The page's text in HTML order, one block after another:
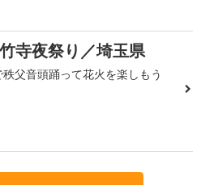
寺夜祭り／埼玉県
父音頭踊って花火を楽しもう